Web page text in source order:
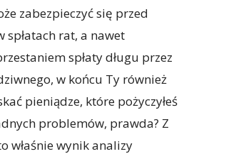
zabezpieczyć się przed
spłatach rat, a nawet
spłaty długu przez
w końcu Ty również
pieniądze, które pożyczyłeś
problemów, prawda? Z
właśnie wynik analizy